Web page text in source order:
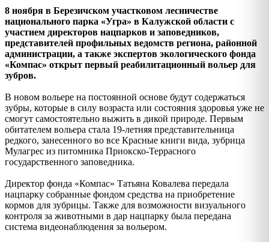
8 ноября в Березичском участковом лесничестве
национального парка «Угра» в Калужской области с
участием директоров нацпарков и заповедников,
представителей профильных ведомств региона, районной
администрации, а также экспертов экологического фонда
«Компас» открыт первый реабилитационный вольер для
зубров.
В новом вольере на постоянной основе будут содержаться
зубры, которые в силу возраста или состояния здоровья уже не
смогут самостоятельно выжить в дикой природе. Первым
обитателем вольера стала 19-летняя представительница
редкого, занесенного во все Красные книги вида, зубрица
Мулагрес из питомника Приокско-Террасного
государственного заповедника.
Директор фонда «Компас» Татьяна Ковалева передала
нацпарку собранные фондом средства на приобретение
кормов для зубрицы. Также для возможности визуального
контроля за животными в дар нацпарку была передана
система видеонаблюдения за вольером.